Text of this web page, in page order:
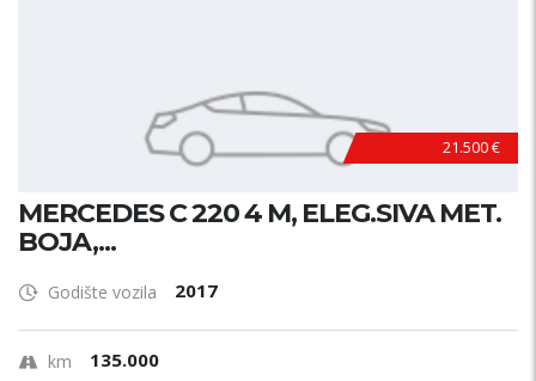
21.500 €
MERCEDES C 220 4 M, ELEG.SIVA MET.
BOJA,...
Godište vozila 2017
km 135.000